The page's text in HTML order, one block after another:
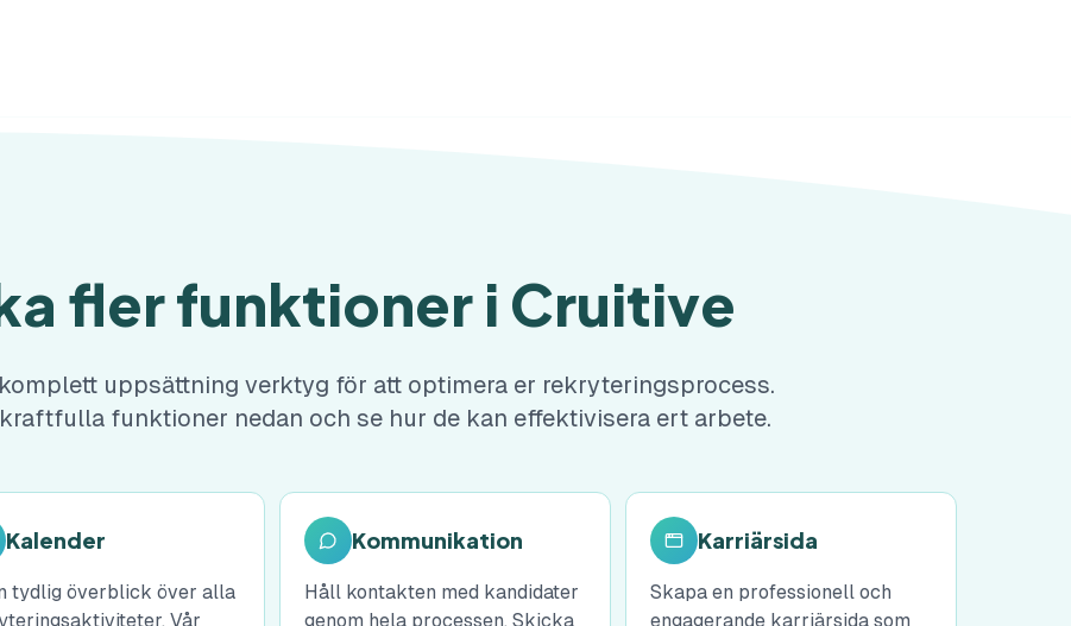
fler funktioner i Cruitive
uppsättning verktyg för att optimera er rekryteringsprocess.
funktioner nedan och se hur de kan effektivisera ert arbete.
Kalender
tydlig överblick över alla
Vår
Kommunikation
Håll kontakten med kandidater
genom hela processen. Skicka
Karriärsida
Skapa en professionell och
engagerande karriärsida som